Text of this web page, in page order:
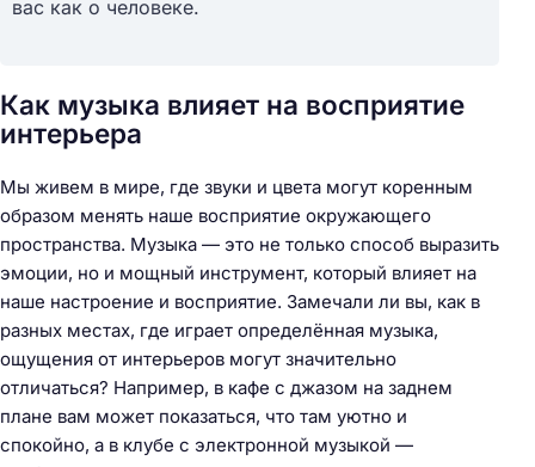
вас как о человеке.
Как музыка влияет на восприятие
интерьера
Мы живем в мире, где звуки и цвета могут коренным
образом менять наше восприятие окружающего
пространства. Музыка — это не только способ выразить
эмоции, но и мощный инструмент, который влияет на
наше настроение и восприятие. Замечали ли вы, как в
разных местах, где играет определённая музыка,
ощущения от интерьеров могут значительно
отличаться? Например, в кафе с джазом на заднем
плане вам может показаться, что там уютно и
спокойно, а в клубе с электронной музыкой —